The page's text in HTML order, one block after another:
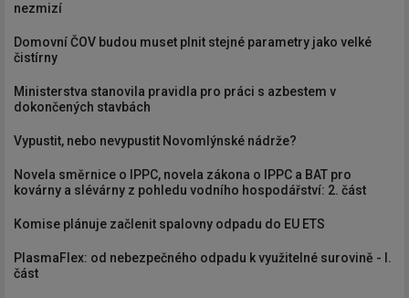
nezmizí
Domovní ČOV budou muset plnit stejné parametry jako velké
čistírny
Ministerstva stanovila pravidla pro práci s azbestem v
dokončených stavbách
Vypustit, nebo nevypustit Novomlýnské nádrže?
Novela směrnice o IPPC, novela zákona o IPPC a BAT pro
kovárny a slévárny z pohledu vodního hospodářství: 2. část
Komise plánuje začlenit spalovny odpadu do EU ETS
PlasmaFlex: od nebezpečného odpadu k využitelné surovině - I.
část